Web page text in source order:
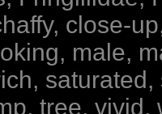
close-
male,
tree,